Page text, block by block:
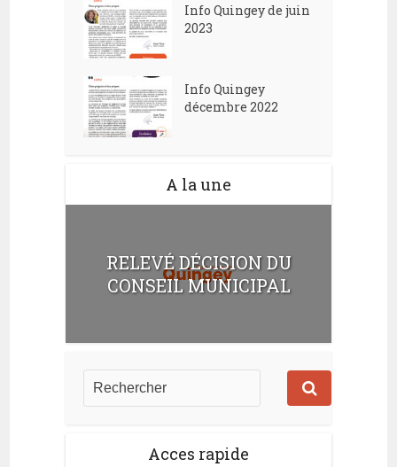
Info Quingey de juin
2023
Info Quingey
décembre 2022
A la une
RELEVÉ DÉCISION DU
CONSEIL MUNICIPAL
Acces rapide